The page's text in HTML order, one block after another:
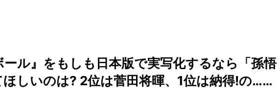
ール』をもしも日本版で実写化するなら「孫悟
ほしいのは? 2位は菅田将暉、1位は納得!の……